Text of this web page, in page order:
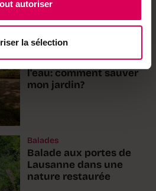
autoriser
la sélection
Jardin
La commune coupe
l'eau: comment sauver
mon jardin?
Balades
Balade aux portes de
Lausanne dans une
nature restaurée